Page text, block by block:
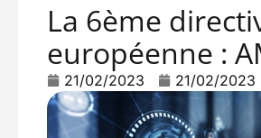
La 6ème
européenne :
21/02/2023 21/02/2023